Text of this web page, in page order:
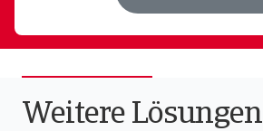
Weitere Lösungen